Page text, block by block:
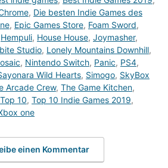
, Die besten Indie Games des
, Epic Games Store, Foam Sword,
Hempuli, House House, Joymasher,
Studio, Lonely Mountains Downhill,
, Nintendo Switch, Panic, PS4,
Wild Hearts, Simogo, SkyBox
Arcade Crew, The Game Kitchen,
Top 10, Top 10 Indie Games 2019,
one
einen Kommentar